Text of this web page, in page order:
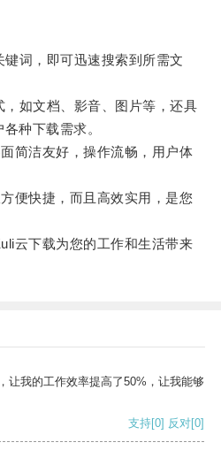
词，即可迅速搜索到所需文
如文档、影音、图片等，还具
种下载需求。
洁友好，操作流畅，用户体
快捷，而且高效实用，是您
下载为您的工作和生活带来
让我的工作效率提高了50%，让我能够
支持[0] 反对[0]